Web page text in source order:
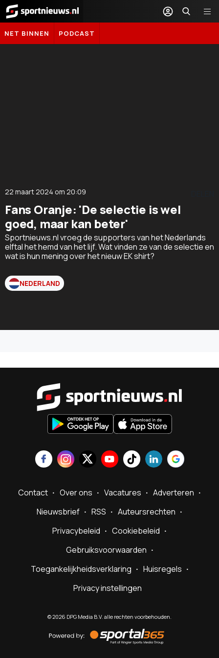
Sportnieuws.nl
NET BINNEN PODCAST
22 maart 2024 om 20:09
Fans Oranje: 'De selectie is wel
goed, maar kan beter'
Sportnieuws.nl vroeg de supporters van het Nederlands
elftal het hemd van het lijf. Wat vinden ze van de selectie en
wat is hun mening over het nieuw EK shirt?
NEDERLAND
Contact Over ons Vacatures
Adverteren
Nieuwsbrief
RSS
Auteursrechten
Privacybeleid
Cookiebeleid
Gebruiksvoorwaarden
Toegankelijkheidsverklaring
Huisregels
Privacy instellingen
©2026 DPG Media B.V. alle rechten voorbehouden.
by
Sportal365